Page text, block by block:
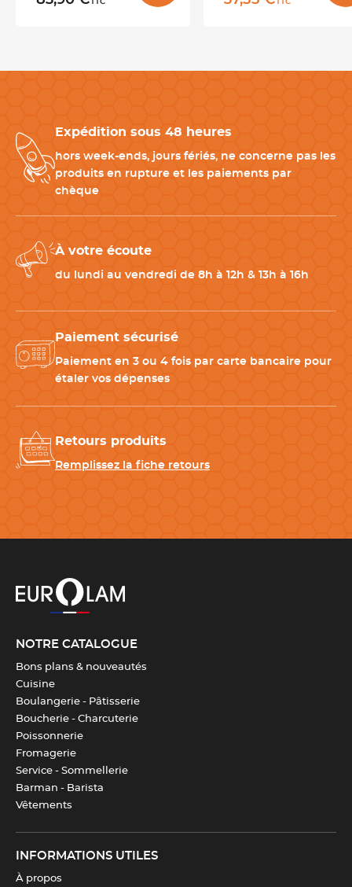
préparations.
-Planche à découper
: pour protéger les lames et travailler
confortablement.
Éplucheur inox
-Fusil à aiguiser: pour conserver un tranchant optimal au fil
Longueur totale 20 cm
Longueur de la lame 10 cm
Hauteur de la lame 2 cm
Type de lame
Type de mitre
Couleur(s)
Télécharger la fiche produit
TTC TTC
Expédition sous 48 heures
hors week-ends, jours fériés, ne concerne pas les
produits en rupture et les paiements par
chèque
À votre écoute
du lundi au vendredi de 8h à 12h & 13h à 16h
Paiement sécurisé
Paiement en 3 ou 4 fois par carte bancaire pour
étaler vos dépenses
Retours produits
Remplissez la fiche retours
NOTRE CATALOGUE
Bons plans & nouveautés
Cuisine
Boulangerie - Pâtisserie
Boucherie - Charcuterie
Poissonnerie
Fromagerie
Service - Sommellerie
Barman - Barista
Vêtements
INFORMATIONS UTILES
À propos